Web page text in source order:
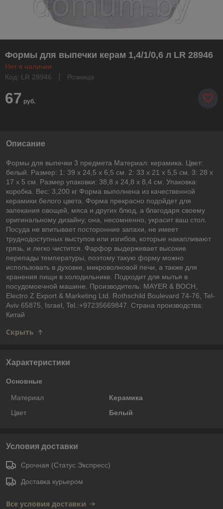
Формы для выпечки керам 1,4/1/0,6 л LR 28946
Нет в наличии
Код: LR 28946
Розница
67 руб.
Описание
Формы для выпечки 3 предмета Материал: керамика. Цвет:
белый. Размер: 1: 39 х 24,5 х 6,5 см. 2: 33 х 21 х 5,5 см. 3: 28 х
17 х 5 см. Размер упаковки: 38,8 х 24,8 х 8,4 см. Упаковка:
коробка. Вес: 3,200 кг Форма выполнена из качественной
керамики белого цвета. Форма прекрасно подойдет для
запекания овощей, мяса и других блюд, а благодаря своему
оригинальному дизайну, она, несомненно, украсит ваш стол.
Посуда не впитывает посторонние запахи, не имеет
труднодоступных выступов или изгибов, которые накапливают
грязь, и легко чистится. Фарфор выдерживает высокие
перепады температуры, поэтому такую форму можно
использовать в духовке, микроволновой печи, а также для
хранения пищи в холодильнике. Подходит для мытья в
посудомоечной машине. Производитель: MAYER & BOCH,
Electro Z Export & Marketing Ltd. Rothschild Boulevard 74-76, Tel-
Aviv 65875, Israel, Tel.:+97235669847. Страна производства:
Китай
Скрыть
Характеристики
Основные
Материал
Керамика
Цвет
Белый
Условия доставки
Срочная (Статус Экспресс)
Доставка курьером
Все условия доставки